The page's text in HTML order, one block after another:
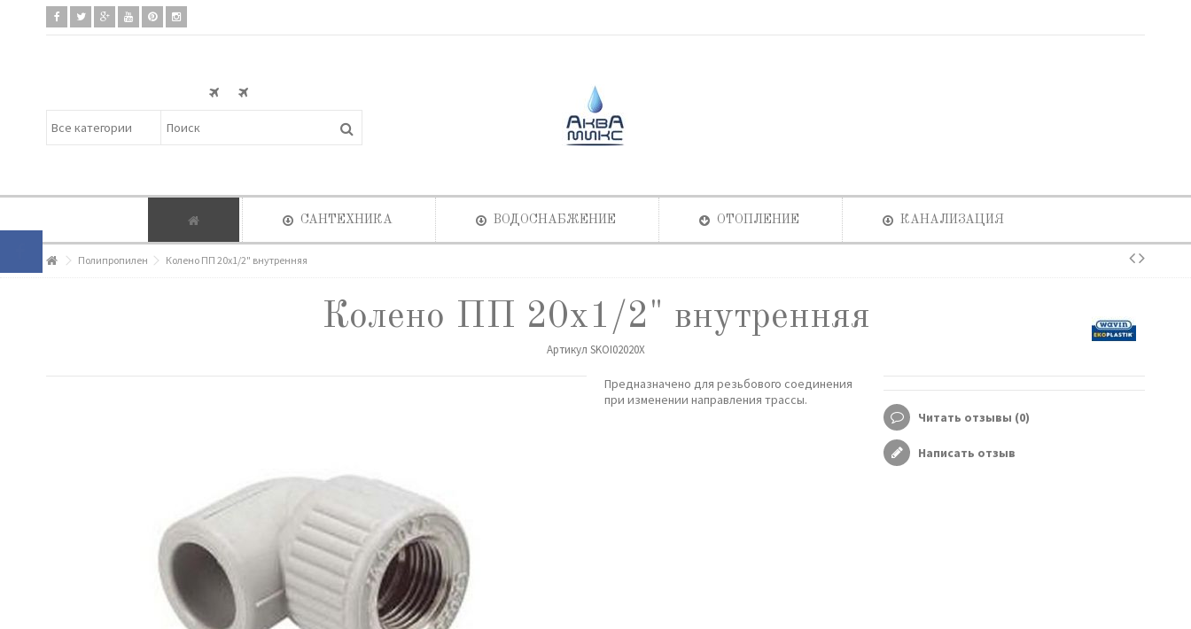
САНТЕХНИКА ВОДОСНАБЖЕНИЕ ОТОПЛЕНИЕ КАНАЛИЗАЦИЯ
Полипропилен Колено ПП 20х1/2" внутренняя
Колено ПП 20х1/2" внутренняя
Артикул SKOI02020X
Предназначено для резьбового соединения
при изменении направления трассы.
Читать отзывы (0)
Написать отзыв